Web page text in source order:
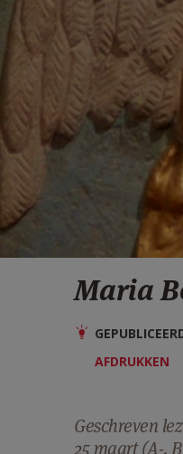
Maria
AFDRUKKEN
Geschreven
25 maart (A-,